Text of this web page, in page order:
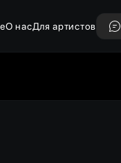
О насДля артистов